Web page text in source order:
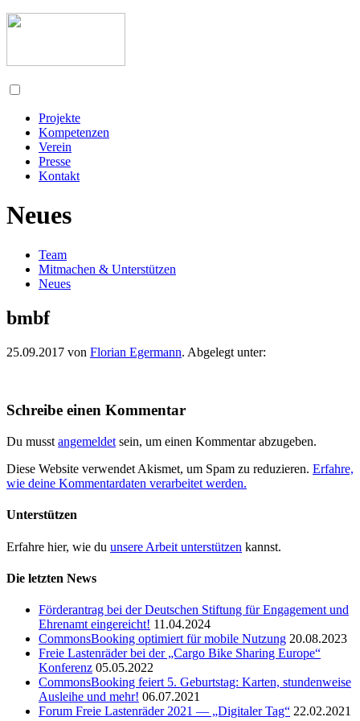
Projekte
Kompetenzen
Verein
Presse
Kontakt
Neues
Team
Mitmachen & Unterstützen
Neues
bmbf
25.09.2017 von Florian Egermann. Abgelegt unter:
Schreibe einen Kommentar
Du musst angemeldet sein, um einen Kommentar abzugeben.
Diese Website verwendet Akismet, um Spam zu reduzieren. Erfahre,
wie deine Kommentardaten verarbeitet werden.
Unterstützen
Erfahre hier, wie du unsere Arbeit unterstützen kannst.
Die letzten News
Förderantrag bei der Deutschen Stiftung für Engagement und
Ehrenamt eingereicht! 11.04.2024
CommonsBooking optimiert für mobile Nutzung 20.08.2023
Freie Lastenräder bei der „Cargo Bike Sharing Europe“
Konferenz 05.05.2022
CommonsBooking feiert 5. Geburtstag: Karten, stundenweise
Ausleihe und mehr! 06.07.2021
Forum Freie Lastenräder 2021 — „Digitaler Tag“ 22.02.2021